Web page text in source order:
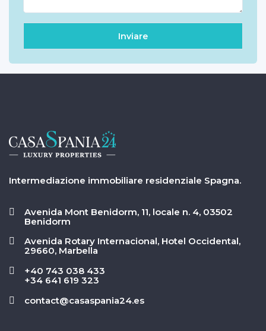
Intermediazione immobiliare residenziale Spagna.
Avenida Mont Benidorm, 11, locale n. 4, 03502
Benidorm
Avenida Rotary Internacional, Hotel Occidental,
29660, Marbella
+40 743 038 433
+34 641 619 323
contact@casaspania24.es